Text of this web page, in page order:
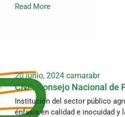
Read More
20 junio, 2024 camarabr
CNP: Consejo Nacional de
Institución del sector público
énfasis en calidad e inocuidad y